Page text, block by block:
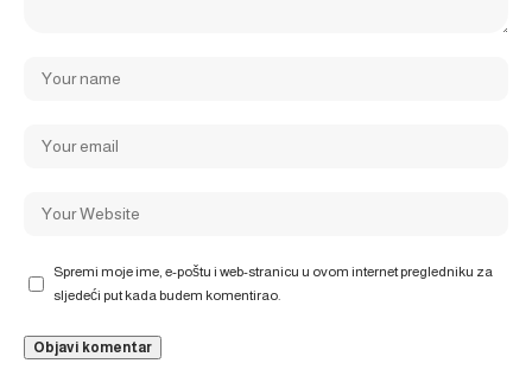
Spremi moje ime, e-poštu i web-stranicu u ovom internet pregledniku za
sljedeći put kada budem komentirao.